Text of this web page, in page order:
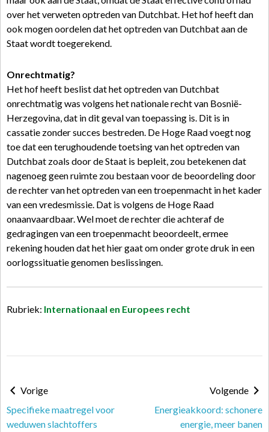
over het verweten optreden van Dutchbat. Het hof heeft dan
ook mogen oordelen dat het optreden van Dutchbat aan de
Staat wordt toegerekend.
Onrechtmatig?
Het hof heeft beslist dat het optreden van Dutchbat
onrechtmatig was volgens het nationale recht van Bosnië-
Herzegovina, dat in dit geval van toepassing is. Dit is in
cassatie zonder succes bestreden. De Hoge Raad voegt nog
toe dat een terughoudende toetsing van het optreden van
Dutchbat zoals door de Staat is bepleit, zou betekenen dat
nagenoeg geen ruimte zou bestaan voor de beoordeling door
de rechter van het optreden van een troepenmacht in het kader
van een vredesmissie. Dat is volgens de Hoge Raad
onaanvaardbaar. Wel moet de rechter die achteraf de
gedragingen van een troepenmacht beoordeelt, ermee
rekening houden dat het hier gaat om onder grote druk in een
oorlogssituatie genomen beslissingen.
Rubriek: Internationaal en Europees recht
Vorige
Specifieke maatregel voor
weduwen slachtoffers
Volgende
Energieakkoord: schonere
energie, meer banen